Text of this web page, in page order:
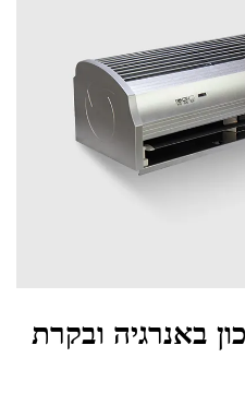
באנרגיה ובקרת